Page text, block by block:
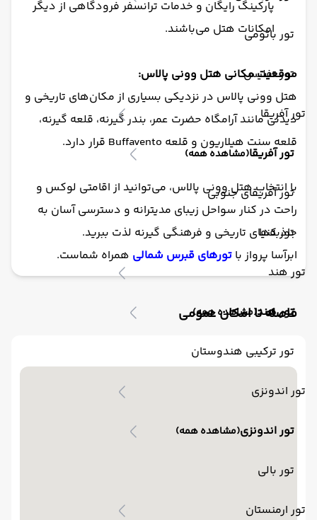
تور باتومی
تور تفلیس
تور آفریقا
تور آفریقا(مشاهده همه)
تور آفریقای جنوبی
تور کنیا
تور هند
تور هند(مشاهده همه)
تور ترکیبی هندوستان
تور اندونزی
تور اندونزی(مشاهده همه)
تور بالی
تور ارمنستان
پارکینگ رایگان و خدمات ترانسفر فرودگاهی از دیگر
امکانات هتل می‌باشند.
موقعیت مکانی هتل وونی پالاس:
هتل وونی پالاس در نزدیکی بسیاری از مکان‌های تاریخی و
دیدنی مانند آرامگاه حضرت عمر، بندر گیرنه، قلعه گیرنه،
قلعه سنت هیلاریون و قلعه Buffavento قرار دارد.
با انتخاب هتل وونی پالاس، می‌توانید از اقامتی لوکس و
راحت در کنار سواحل زیبای مدیترانه و دسترسی آسان به
جاذبه‌های تاریخی و فرهنگی گیرنه لذت ببرید.
ابرآسا پرواز با تورهای قبرس شمالی همراه شماست.
فاصله تا امکان عمومی